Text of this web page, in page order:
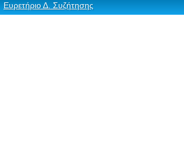
Ευρετήριο Δ. Συζήτησης